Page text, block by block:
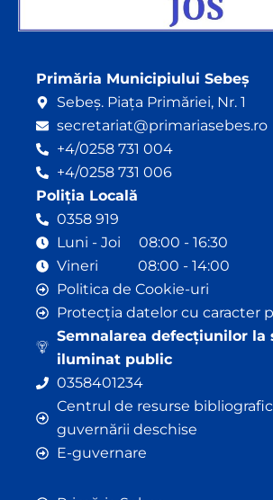
Primăria Municipiului Sebeș
Sebeș. Piața Primăriei, Nr. 1
secretariat@primariasebes.ro
+4/0258 731 004
+4/0258 731 006
Poliția Locală
0358 919
Luni - Joi 08:00 - 16:30
Vineri 08:00 - 14:00
Politica de Cookie-uri
Protecția datelor cu caracter
Semnalarea defecțiunilor la
iluminat public
0358401234
Centrul de resurse
guvernării deschise
E-guvernare